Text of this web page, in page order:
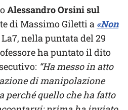
Alessandro Orsini sul
di Massimo Giletti a «Non
nella puntata del 29
ha puntato il dito
“Ha messo in atto
di manipolazione
perché quello che ha fatto